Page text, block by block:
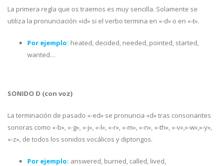
La primera regla que os traemos es muy sencilla. Solamente se
utiliza la pronunciación «id» si el verbo termina en «-d» o en «-t».
Por ejemplo: heated, decided, needed, pointed, started,
wanted…
SONIDO D (con voz)
La terminación de pasado «-ed» se pronuncia «d» tras consonantes
sonoras como «-b», «-g», «-j», «-l», «-r», «-m», «-n», «-th», «-v»,»-w»,»-y»,
«-z», de todos los sonidos vocálicos y diptongos.
Por ejemplo: answered, burned, called, lived,